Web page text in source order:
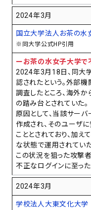
2024年3月
国立大学法人お茶の水
※同大学公式HP引用
ーお茶の水女子大学で
2024年3月18日、同大
認されたという。外部
調査したところ、海外
の踏み台とされていた。
原因として、当該サー
作成され、そのユーザ
こととされており、加え
な状態で運用されてい
この状況を狙った攻撃
不正なログインに至った
2024年3月
学校法人大東文化大学